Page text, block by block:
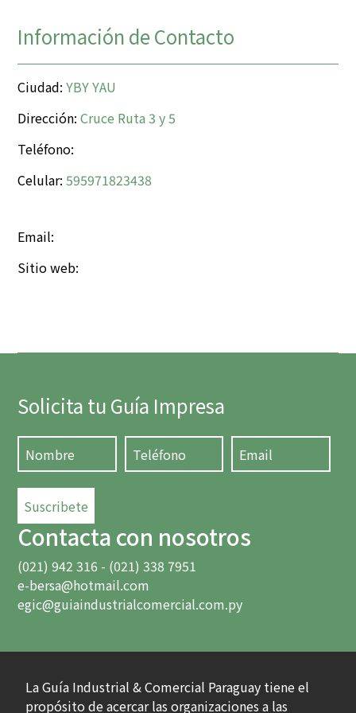
Información de Contacto
Ciudad: YBY YAU
Dirección: Cruce Ruta 3 y 5
Teléfono:
Celular: 595971823438
Email:
Sitio web:
Solicita tu Guía Impresa
Suscribete
Contacta con nosotros
(021) 942 316 - (021) 338 7951
e-bersa@hotmail.com
egic@guiaindustrialcomercial.com.py
La Guía Industrial & Comercial Paraguay tiene el
propósito de acercar las organizaciones a las